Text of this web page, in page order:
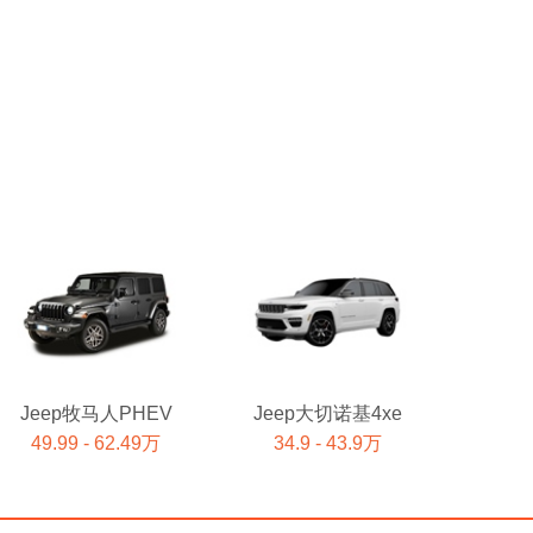
Jeep牧马人PHEV
49.99 - 62.49万
Jeep大切诺基4xe
34.9 - 43.9万